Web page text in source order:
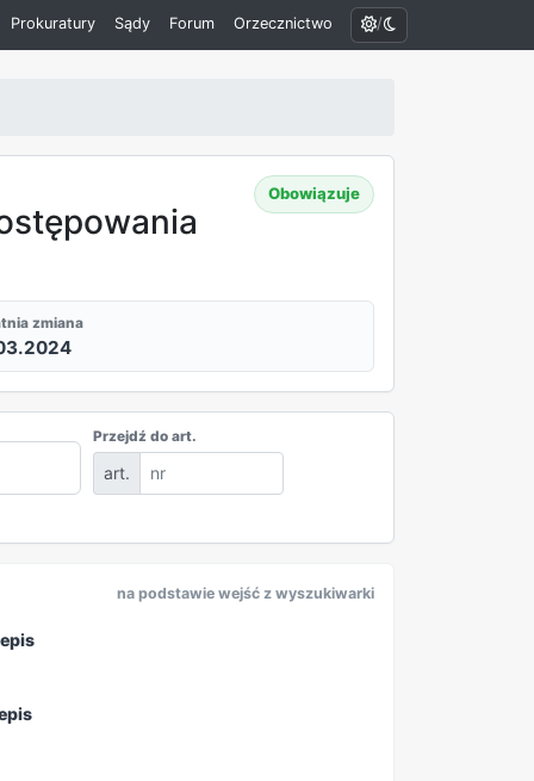
Prokuratury Sądy Forum Orzecznictwo /
Obowiązuje
zmiana
Przejdź do art.
art.
na podstawie wejść z wyszukiwarki